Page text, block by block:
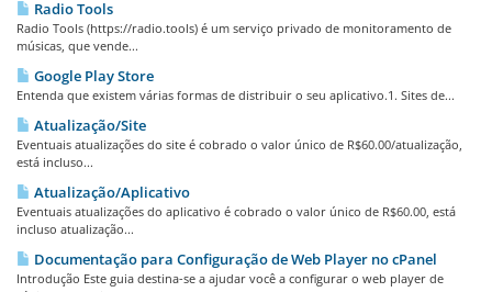
Radio Tools
Radio Tools (https://radio.tools) é um serviço privado de monitoramento de
músicas, que vende...
Google Play Store
Entenda que existem várias formas de distribuir o seu aplicativo.1. Sites de...
Atualização/Site
Eventuais atualizações do site é cobrado o valor único de R$60.00/atualização,
está incluso...
Atualização/Aplicativo
Eventuais atualizações do aplicativo é cobrado o valor único de R$60.00, está
incluso atualização...
Documentação para Configuração de Web Player no cPanel
Introdução Este guia destina-se a ajudar você a configurar o web player de